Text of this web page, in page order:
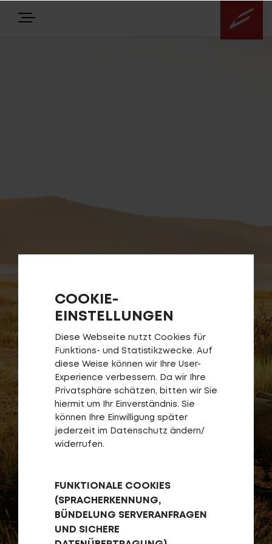
Über uns
Service
Stories
Partner
Top-Links
Finde dein Bike
Jetzt zu unserem Newsletter anmelden
Karriere bei CENTURION
Händlersuche
Wir sind Qualität
COOKIE-
EINSTELLUNGEN
Diese Webseite nutzt Cookies für
Funktions- und Statistikzwecke. Auf
diese Weise können wir Ihre User-
Experience verbessern. Da wir Ihre
Privatsphäre schätzen, bitten wir Sie
hiermit um Ihr Einverständnis. Sie
können Ihre Einwilligung später
jederzeit im Datenschutz ändern/
widerrufen.
FUNKTIONALE COOKIES
(SPRACHERKENNUNG,
BÜNDELUNG SERVERANFRAGEN
UND SICHERE